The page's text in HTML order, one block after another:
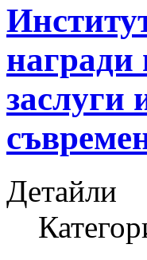
награди
заслуги
Детайли